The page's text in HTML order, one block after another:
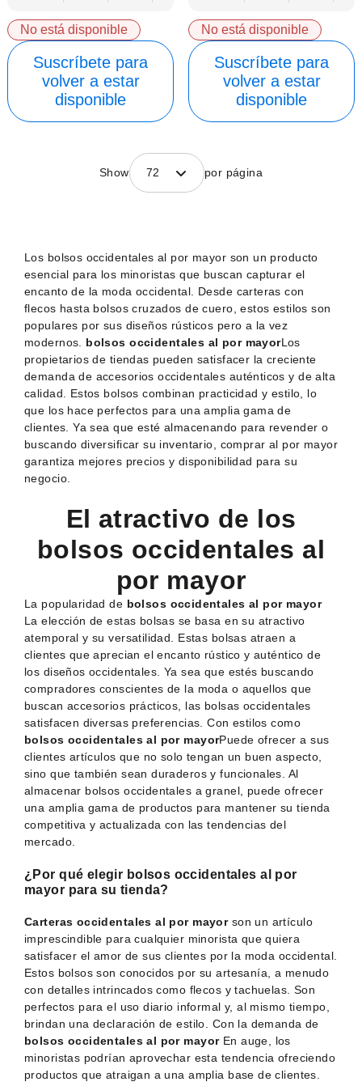
No está disponible
Suscríbete para
volver a estar
disponible
No está disponible
Suscríbete para
volver a estar
disponible
Show 72 por página
Los bolsos occidentales al por mayor son un producto
esencial para los minoristas que buscan capturar el
encanto de la moda occidental. Desde carteras con
flecos hasta bolsos cruzados de cuero, estos estilos son
populares por sus diseños rústicos pero a la vez
modernos. bolsos occidentales al por mayorLos
propietarios de tiendas pueden satisfacer la creciente
demanda de accesorios occidentales auténticos y de alta
calidad. Estos bolsos combinan practicidad y estilo, lo
que los hace perfectos para una amplia gama de
clientes. Ya sea que esté almacenando para revender o
buscando diversificar su inventario, comprar al por mayor
garantiza mejores precios y disponibilidad para su
negocio.
El atractivo de los
bolsos occidentales al
por mayor
La popularidad de bolsos occidentales al por mayor
La elección de estas bolsas se basa en su atractivo
atemporal y su versatilidad. Estas bolsas atraen a
clientes que aprecian el encanto rústico y auténtico de
los diseños occidentales. Ya sea que estés buscando
compradores conscientes de la moda o aquellos que
buscan accesorios prácticos, las bolsas occidentales
satisfacen diversas preferencias. Con estilos como
bolsos occidentales al por mayorPuede ofrecer a sus
clientes artículos que no solo tengan un buen aspecto,
sino que también sean duraderos y funcionales. Al
almacenar bolsos occidentales a granel, puede ofrecer
una amplia gama de productos para mantener su tienda
competitiva y actualizada con las tendencias del
mercado.
¿Por qué elegir bolsos occidentales al por
mayor para su tienda?
Carteras occidentales al por mayorson un artículo
imprescindible para cualquier minorista que quiera
satisfacer el amor de sus clientes por la moda occidental.
Estos bolsos son conocidos por su artesanía, a menudo
con detalles intrincados como flecos y tachuelas. Son
perfectos para el uso diario informal y, al mismo tiempo,
brindan una declaración de estilo. Con la demanda de
bolsos occidentales al por mayorEn auge, los
minoristas podrían aprovechar esta tendencia ofreciendo
productos que atraigan a una amplia base de clientes.